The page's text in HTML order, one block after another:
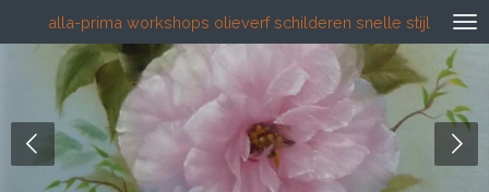
direct
hoofdinhoud
alla-prima workshops olieverf schilderen snelle stijl